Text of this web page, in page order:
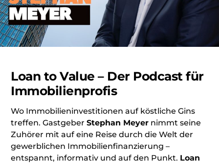
Loan to Value – Der Podcast für
Immobilienprofis
Wo Immobilieninvestitionen auf köstliche Gins
treffen. GastgeberStephan Meyer nimmt seine
Zuhörer mit auf eine Reise durch die Welt der
gewerblichen Immobilienfinanzierung –
entspannt, informativ und auf den Punkt. Loan